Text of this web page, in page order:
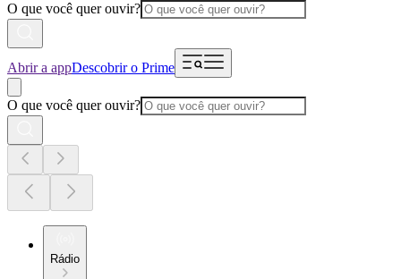
O que você quer ouvir?
Abrir a appDescobrir o Prime
O que você quer ouvir?
Rádio